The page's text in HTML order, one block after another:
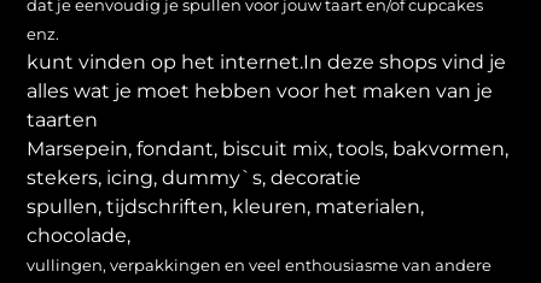
dat je eenvoudig je spullen voor jouw taart en/of cupcakes
enz.
kunt vinden op het internet.In deze shops vind je
alles wat je moet hebben voor het maken van je
taarten
Marsepein, fondant, biscuit mix, tools, bakvormen,
stekers, icing, dummy`s, decoratie
spullen, tijdschriften, kleuren, materialen,
chocolade,
vullingen, verpakkingen en veel enthousiasme van andere